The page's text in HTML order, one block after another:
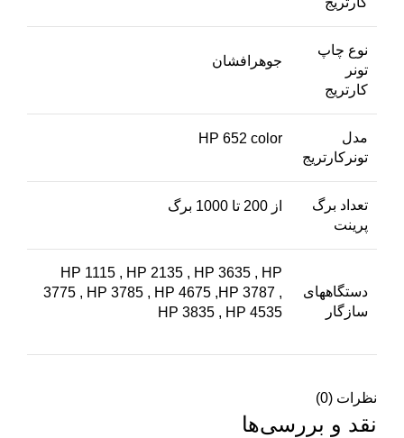
نوع چاپ
تونر
کارتریج
جوهرافشان
مدل
تونرکارتریج
HP 652 color
تعداد برگ
پرینت
از 200 تا 1000 برگ
دستگاههای
سازگار
HP 1115 , HP 2135 , HP 3635 , HP
3775 , HP 3785 , HP 4675 ,HP 3787 ,
HP 3835 , HP 4535
نظرات (0)
نقد و بررسی‌ها